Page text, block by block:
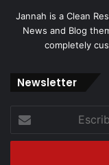
Jannah is a Clean
News and Blog
completely
Newsletter
correo